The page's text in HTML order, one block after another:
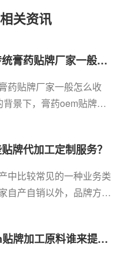
关资讯
膏药贴牌需要多少钱，传统膏药贴牌厂家一般怎么收费
药贴牌厂家一般怎么收
景下，膏药oem贴牌突
膏药贴牌价格具体要看
牌代加工定制服务？
中比较常见的一种业务类
自产自销以外，品牌方只
商，就能轻松联动控制
膏药贴牌定做找厂家oem贴牌加工原料谁来提供？